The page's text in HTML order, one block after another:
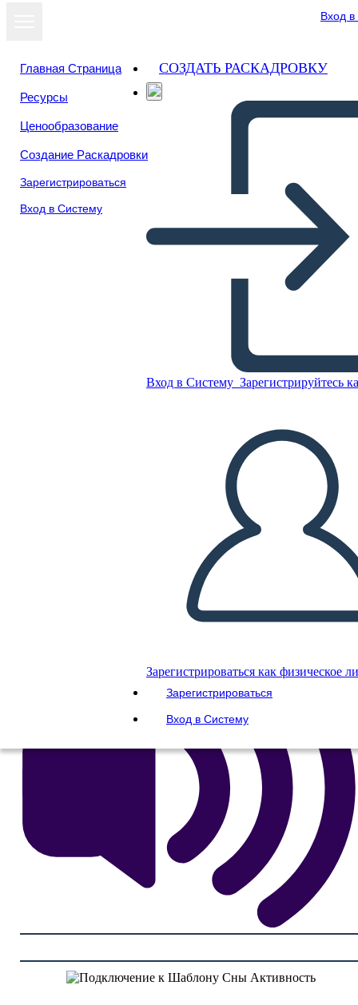
Вход
Главная Страница
Ресурсы
Ценообразование
Создание Раскадровки
Зарегистрироваться
Вход в Систему
СОЗДАТЬ РАСКАДРОВКУ
Вход в Систему Зарегистрируйтесь
Зарегистрироваться как физическое
Зарегистрироваться
Вход в Систему
Подключение к Шаблону
Сны Активность
Скопируйте эту раскадровку
СОЗДАТЬ РАСКАДРОВКУ
ВОСПРОИЗВЕСТИ СЛАЙД-ШОУ
ПОЧИТАЙ МНЕ